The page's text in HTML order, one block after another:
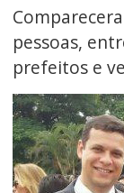
pessoas,
prefeitos e